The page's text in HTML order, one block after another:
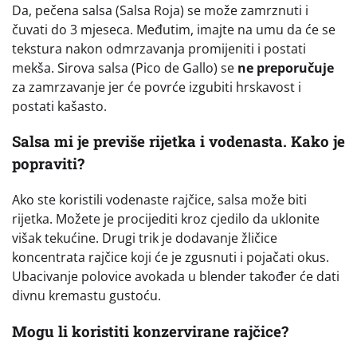
Da, pečena salsa (Salsa Roja) se može zamrznuti i
čuvati do 3 mjeseca. Međutim, imajte na umu da će se
tekstura nakon odmrzavanja promijeniti i postati
mekša. Sirova salsa (Pico de Gallo) se ne preporučuje
za zamrzavanje jer će povrće izgubiti hrskavost i
postati kašasto.
Salsa mi je previše rijetka i vodenasta. Kako je
popraviti?
Ako ste koristili vodenaste rajčice, salsa može biti
rijetka. Možete je procijediti kroz cjedilo da uklonite
višak tekućine. Drugi trik je dodavanje žličice
koncentrata rajčice koji će je zgusnuti i pojačati okus.
Ubacivanje polovice avokada u blender također će dati
divnu kremastu gustoću.
Mogu li koristiti konzervirane rajčice?